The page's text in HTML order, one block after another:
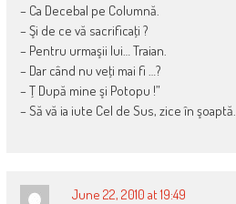
– Ca Decebal pe Columnă.
– Şi de ce vă sacrificaţi ?
– Pentru urmaşii lui… Traian.
– Dar când nu veţi mai fi …?
– Ţ După mine şi Potopu !”
– Să vă ia iute Cel de Sus, zice în şoaptă.
June 22, 2010 at 19:49